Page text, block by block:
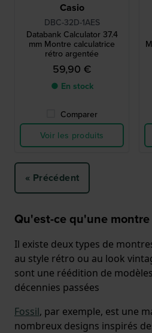
Casio
DBC-32D-1AES
Databank Calculator 37.4
mm Montre calculatrice
rétro argentée
59,90 €
● En stock
Comparer
Voir les produits
« Précédent
Qu'est-ce qu'une montre
Il existe deux types de
au style rétro ou au look
sont une réédition de
décennies passées
Fossil, par exemple, est une
nombreux designs inspirés